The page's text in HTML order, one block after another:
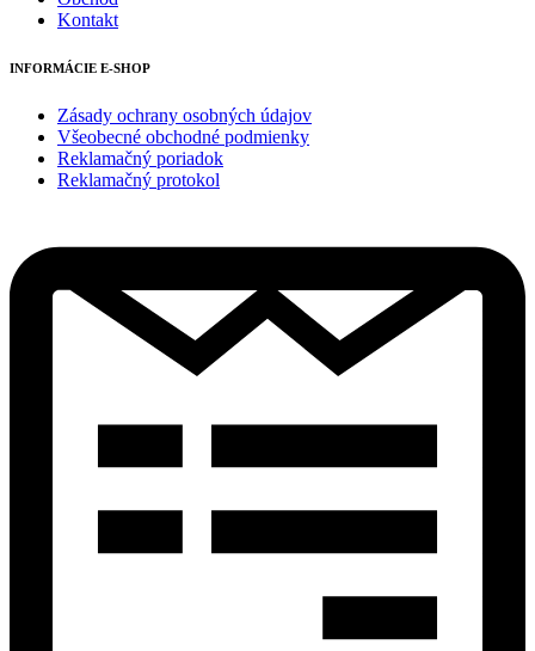
Kontakt
INFORMÁCIE E-SHOP
Zásady ochrany osobných údajov
Všeobecné obchodné podmienky
Reklamačný poriadok
Reklamačný protokol